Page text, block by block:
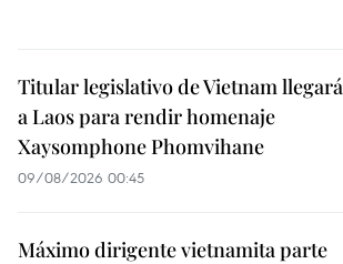
Titular legislativo de Vietnam llegará
a Laos para rendir homenaje
Xaysomphone Phomvihane
09/08/2026 00:45
Máximo dirigente vietnamita parte